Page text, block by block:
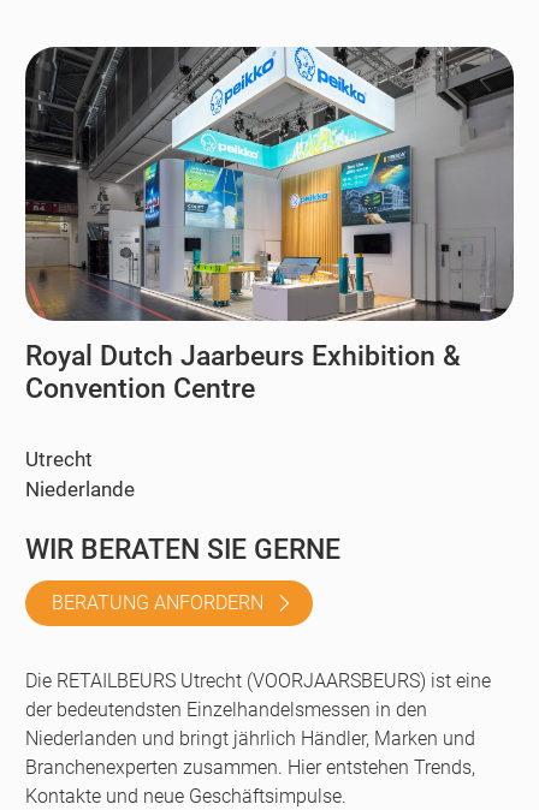
Royal Dutch Jaarbeurs Exhibition &
Convention Centre
Utrecht
Niederlande
WIR BERATEN SIE GERNE
BERATUNG ANFORDERN
Die RETAILBEURS Utrecht (VOORJAARSBEURS) ist eine
der bedeutendsten Einzelhandelsmessen in den
Niederlanden und bringt jährlich Händler, Marken und
Branchenexperten zusammen. Hier entstehen Trends,
Kontakte und neue Geschäftsimpulse.